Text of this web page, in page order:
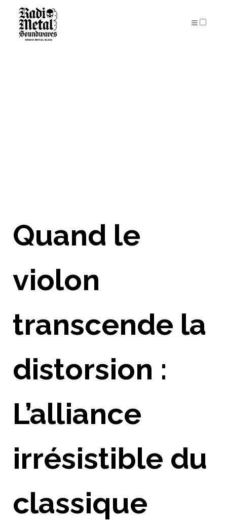
Quand le
violon
transcende la
distorsion :
L’alliance
irrésistible du
classique